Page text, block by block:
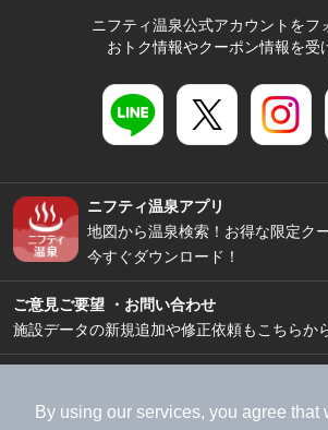
By using our services, you agree that
ニフティ温泉公式アカウントをフ
おトク情報やクーポン情報を受
ニフティ温泉アプリ
地図から温泉検索！お得な限定ク
今すぐダウンロード！
ご意見ご要望 ・お問い合わせ
施設データの新規追加や修正依頼もこちらか
加盟店募集（資料請求）
広告出